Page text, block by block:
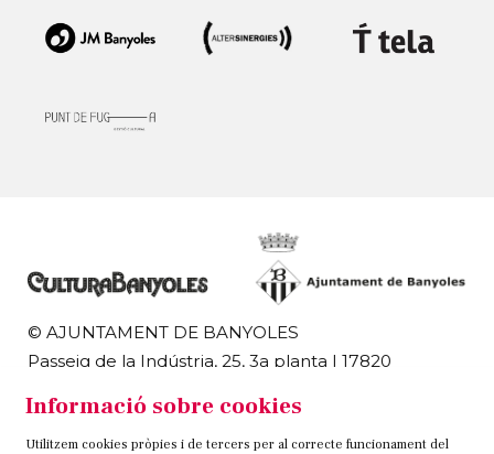
© AJUNTAMENT DE BANYOLES
Passeig de la Indústria, 25, 3a planta | 17820
972 58 18 48 | 972 57 00 50
Informació sobre cookies
Utilitzem cookies pròpies i de tercers per al correcte funcionament del